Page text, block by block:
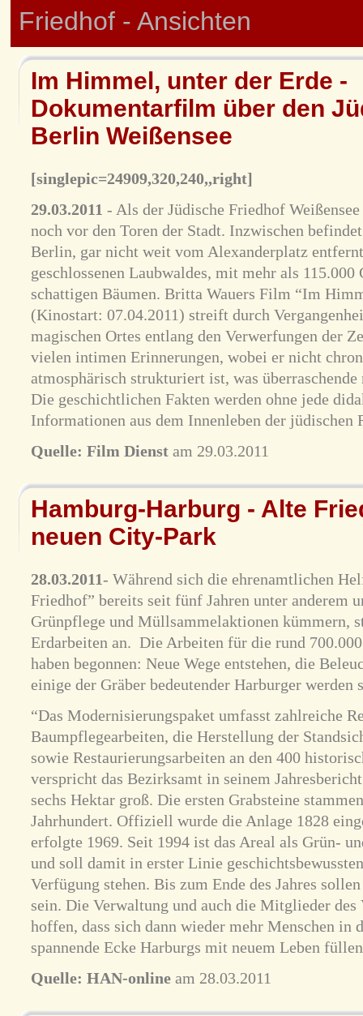
Friedhof - Ansichten
Im Himmel, unter der Erde -
Dokumentarfilm über den
Berlin Weißensee
[singlepic=24909,320,240,,right]
29.03.2011 - Als der Jüdische Friedhof
noch vor den Toren der Stadt. Inzwischen
Berlin, gar nicht weit vom Alexanderplatz
geschlossenen Laubwaldes, mit mehr als 115.000
schattigen Bäumen. Britta Wauers Film “Im
(Kinostart: 07.04.2011) streift durch
magischen Ortes entlang den Verwerfungen der
vielen intimen Erinnerungen, wobei er nicht
atmosphärisch strukturiert ist, was
Die geschichtlichen Fakten werden ohne jede
Informationen aus dem Innenleben der jüdischen
Quelle: Film Dienstam 29.03.2011
Hamburg-Harburg - Alte
neuen City-Park
28.03.2011- Während sich die ehrenamtlichen
Friedhof” bereits seit fünf Jahren unter anderem
Grünpflege und Müllsammelaktionen kümmern,
Erdarbeiten an. Die Arbeiten für die rund
haben begonnen: Neue Wege entstehen, die
einige der Gräber bedeutender Harburger werden
“Das Modernisierungspaket umfasst zahlreiche
Baumpflegearbeiten, die Herstellung der
sowie Restaurierungsarbeiten an den 400
verspricht das Bezirksamt in seinem
sechs Hektar groß. Die ersten Grabsteine
Jahrhundert. Offiziell wurde die Anlage 1828
erfolgte 1969. Seit 1994 ist das Areal als Grün-
und soll damit in erster Linie
Verfügung stehen. Bis zum Ende des Jahres
sein. Die Verwaltung und auch die Mitglieder
hoffen, dass sich dann wieder mehr Menschen in
spannende Ecke Harburgs mit neuem Leben
Quelle: HAN-onlineam 28.03.2011